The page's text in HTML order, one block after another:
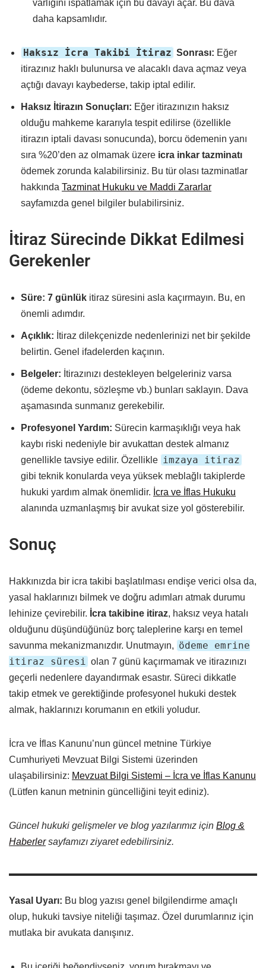
varlığını ispatlamak için bu davayı açar. Bu dava
daha kapsamlıdır.
Haksız İcra Takibi İtiraz Sonrası: Eğer
itirazınız haklı bulunursa ve alacaklı dava açmaz veya
açtığı davayı kaybederse, takip iptal edilir.
Haksız İtirazın Sonuçları: Eğer itirazınızın haksız
olduğu mahkeme kararıyla tespit edilirse (özellikle
itirazın iptali davası sonucunda), borcu ödemenin yanı
sıra %20’den az olmamak üzere icra inkar tazminatı
ödemek zorunda kalabilirsiniz. Bu tür olası tazminatlar
hakkında Tazminat Hukuku ve Maddi Zararlar
sayfamızda genel bilgiler bulabilirsiniz.
İtiraz Sürecinde Dikkat Edilmesi
Gerekenler
Süre: 7 günlük itiraz süresini asla kaçırmayın. Bu, en
önemli adımdır.
Açıklık: İtiraz dilekçenizde nedenlerinizi net bir şekilde
belirtin. Genel ifadelerden kaçının.
Belgeler: İtirazınızı destekleyen belgeleriniz varsa
(ödeme dekontu, sözleşme vb.) bunları saklayın. Dava
aşamasında sunmanız gerekebilir.
Profesyonel Yardım: Sürecin karmaşıklığı veya hak
kaybı riski nedeniyle bir avukattan destek almanız
genellikle tavsiye edilir. Özellikle imzaya itiraz
gibi teknik konularda veya yüksek meblağlı takiplerde
hukuki yardım almak önemlidir. İcra ve İflas Hukuku
alanında uzmanlaşmış bir avukat size yol gösterebilir.
Sonuç
Hakkınızda bir icra takibi başlatılması endişe verici olsa da,
yasal haklarınızı bilmek ve doğru adımları atmak durumu
lehinize çevirebilir. İcra takibine itiraz, haksız veya hatalı
olduğunu düşündüğünüz borç taleplerine karşı en temel
savunma mekanizmanızdır. Unutmayın, ödeme emrine
itiraz süresi
olan 7 günü kaçırmamak ve itirazınızı
geçerli nedenlere dayandırmak esastır. Süreci dikkatle
takip etmek ve gerektiğinde profesyonel hukuki destek
almak, haklarınızı korumanın en etkili yoludur.
İcra ve İflas Kanunu’nun güncel metnine Türkiye
Cumhuriyeti Mevzuat Bilgi Sistemi üzerinden
ulaşabilirsiniz: Mevzuat Bilgi Sistemi – İcra ve İflas Kanunu
(Lütfen kanun metninin güncelliğini teyit ediniz).
Güncel hukuki gelişmeler ve blog yazılarımız için Blog &
Haberlersayfamızı ziyaret edebilirsiniz.
Yasal Uyarı: Bu blog yazısı genel bilgilendirme amaçlı
olup, hukuki tavsiye niteliği taşımaz. Özel durumlarınız için
mutlaka bir avukata danışınız.